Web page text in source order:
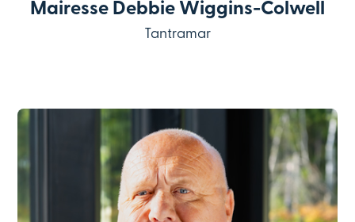
Mairesse Debbie Wiggins-Colwell
Tantramar